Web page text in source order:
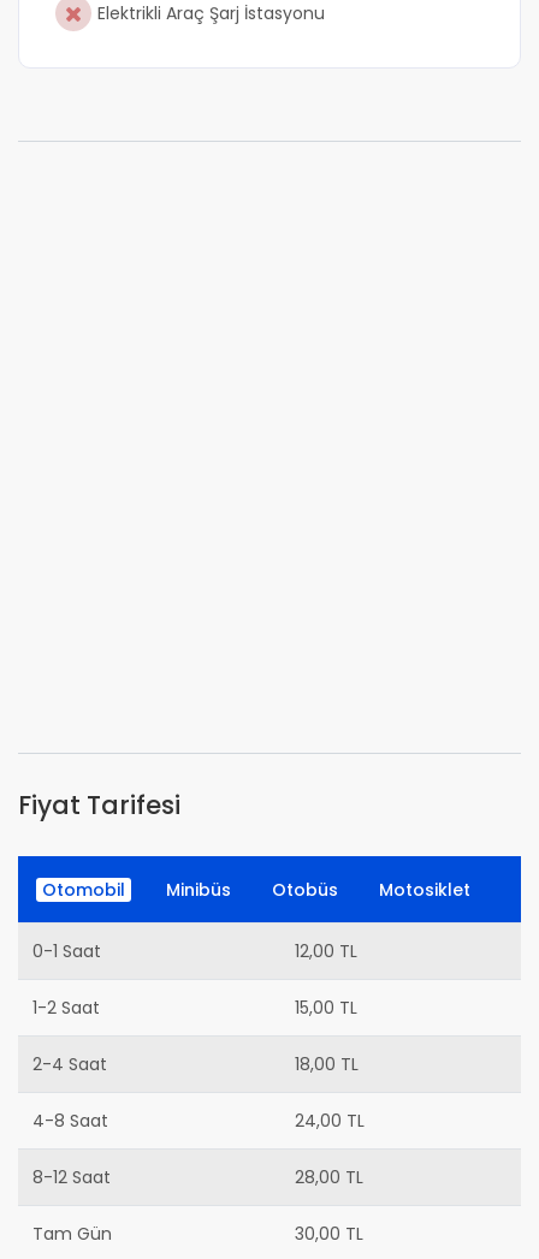
Elektrikli Araç Şarj İstasyonu
Fiyat Tarifesi
Otomobil Minibüs Otobüs Motosiklet
0-1 Saat 12,00 TL
1-2 Saat 15,00 TL
2-4 Saat 18,00 TL
4-8 Saat 24,00 TL
8-12 Saat 28,00 TL
Tam Gün 30,00 TL